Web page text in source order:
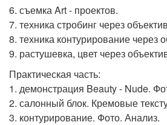
6. съемка Art - проектов.
7. техника стробинг через
8. техника контурирование через
9. растушевка, цвет через
Практическая часть:
1. демонстрация Beauty - Nude.
2. салонный блок. Кремовые
3. контурирование. Фото. Анализ.